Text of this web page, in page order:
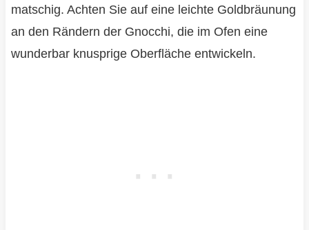
matschig. Achten Sie auf eine leichte Goldbräunung
an den Rändern der Gnocchi, die im Ofen eine
wunderbar knusprige Oberfläche entwickeln.